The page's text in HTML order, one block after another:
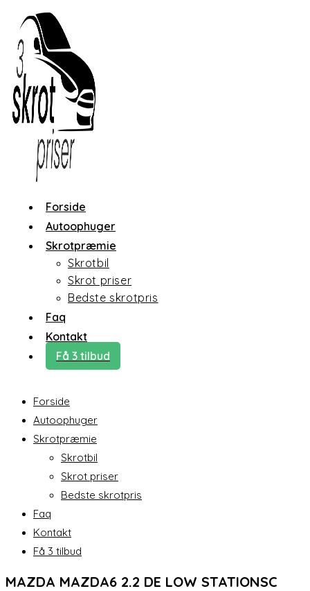
content
Forside
Autoophuger
Skrotpræmie
Skrotbil
Skrot priser
Bedste skrotpris
Faq
Kontakt
Få 3 tilbud
Forside
Autoophuger
Skrotpræmie
Skrotbil
Skrot priser
Bedste skrotpris
Faq
Kontakt
Få 3 tilbud
MAZDA MAZDA6 2.2 DE LOW STATIONSC